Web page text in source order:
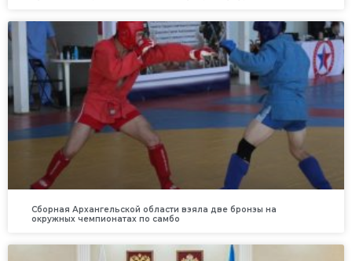
Сборная Архангельской области взяла две бронзы на
окружных чемпионатах по самбо